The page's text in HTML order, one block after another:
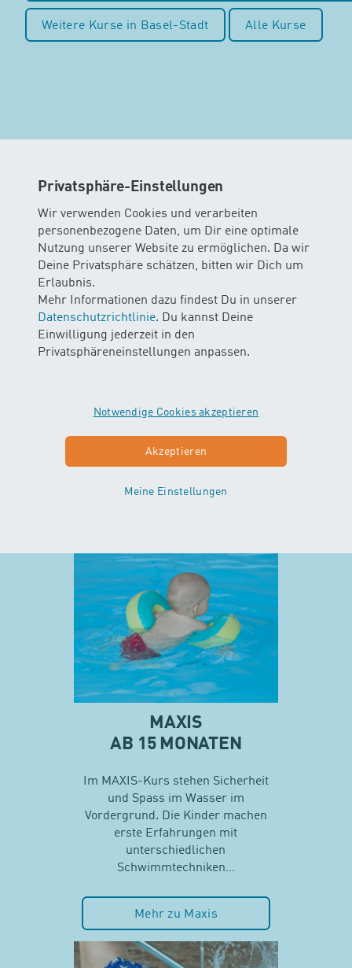
Privatsphäre-Einstellungen
Wir verwenden Cookies und verarbeiten
personenbezogene Daten, um Dir eine optimale
Nutzung unserer Website zu ermöglichen. Da wir
Deine Privatsphäre schätzen, bitten wir Dich um
Erlaubnis.
Mehr Informationen dazu findest Du in unserer
Datenschutzrichtlinie. Du kannst Deine
Einwilligung jederzeit in den
Privatsphäreneinstellungen anpassen.
Notwendige Cookies akzeptieren
Akzeptieren
Meine Einstellungen
Weitere Kurse in Basel-Stadt Alle Kurse
MINIS
AB 10 WOCHEN
Element Wasser mit all ihren Sinnen
erleben. Die Kinder gleiten und
schweben durchs Wasser mit und
MAXIS
AB 15 MONATEN
Im MAXIS-Kurs stehen Sicherheit
und Spass im Wasser im
Vordergrund. Die Kinder machen
erste Erfahrungen mit
unterschiedlichen
Schwimmtechniken…
Mehr zu Maxis